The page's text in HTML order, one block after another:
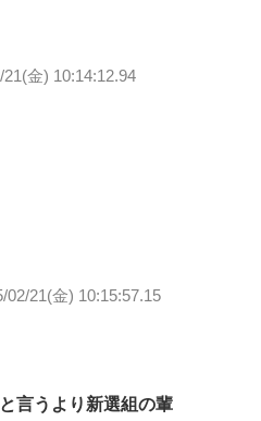
21(金) 10:14:12.94
02/21(金) 10:15:57.15
言うより新選組の輩